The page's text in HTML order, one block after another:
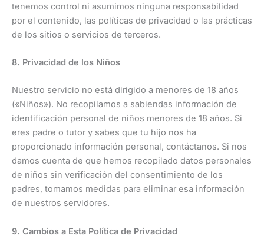
tenemos control ni asumimos ninguna responsabilidad
por el contenido, las políticas de privacidad o las prácticas
de los sitios o servicios de terceros.
8. Privacidad de los Niños
Nuestro servicio no está dirigido a menores de 18 años
(«Niños»). No recopilamos a sabiendas información de
identificación personal de niños menores de 18 años. Si
eres padre o tutor y sabes que tu hijo nos ha
proporcionado información personal, contáctanos. Si nos
damos cuenta de que hemos recopilado datos personales
de niños sin verificación del consentimiento de los
padres, tomamos medidas para eliminar esa información
de nuestros servidores.
9. Cambios a Esta Política de Privacidad